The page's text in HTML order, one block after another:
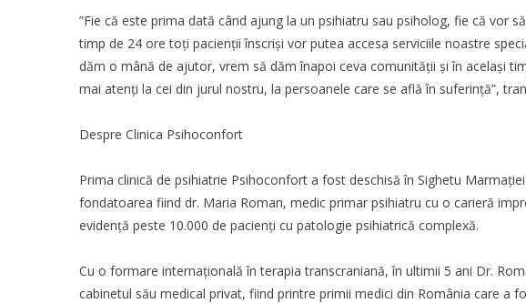
”Fie că este prima dată când ajung la un psihiatru sau psiholog, fie că vor
timp de 24 ore toți pacienții înscriși vor putea accesa serviciile noastre
dăm o mână de ajutor, vrem să dăm înapoi ceva comunității și în același
mai atenți la cei din jurul nostru, la persoanele care se află în suferință”,
Despre Clinica Psihoconfort
Prima clinică de psihiatrie Psihoconfort a fost deschisă în Sighetu
fondatoarea fiind dr. Maria Roman, medic primar psihiatru cu o carieră
evidență peste 10.000 de pacienți cu patologie psihiatrică complexă.
Cu o formare internațională în terapia transcraniană, în ultimii 5 ani Dr.
cabinetul său medical privat, fiind printre primii medici din România care a